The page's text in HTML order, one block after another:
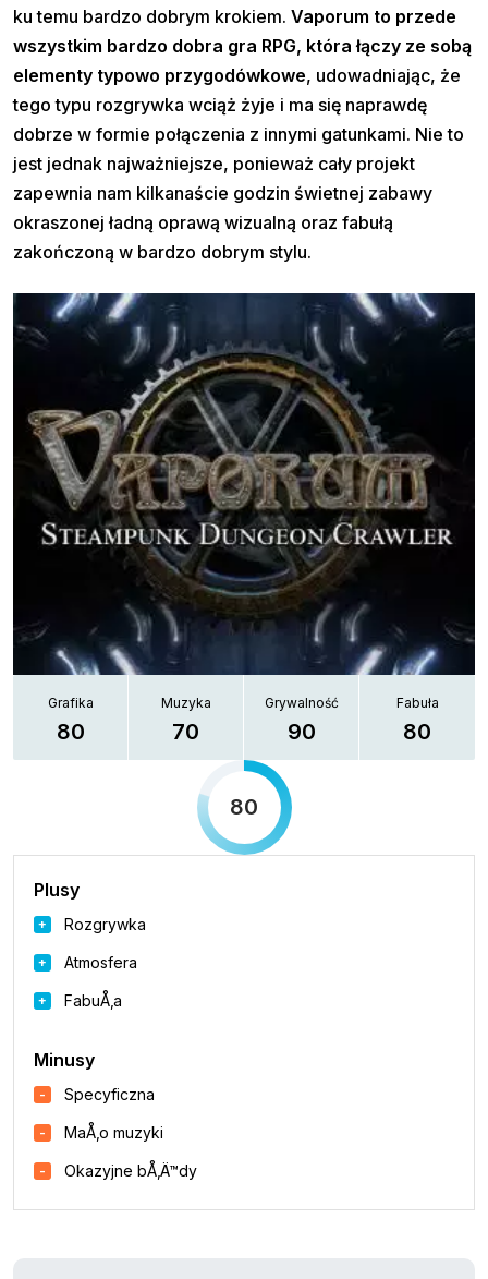
ku temu bardzo dobrym krokiem. Vaporum to przede
wszystkim bardzo dobra gra RPG, która łączy ze sobą
elementy typowo przygodówkowe, udowadniając, że
tego typu rozgrywka wciąż żyje i ma się naprawdę
dobrze w formie połączenia z innymi gatunkami. Nie to
jest jednak najważniejsze, ponieważ cały projekt
zapewnia nam kilkanaście godzin świetnej zabawy
okraszonej ładną oprawą wizualną oraz fabułą
zakończoną w bardzo dobrym stylu.
Grafika
80
Muzyka
70
Grywalność
90
Fabuła
80
80
Plusy
Rozgrywka
Atmosfera
FabuÅ‚a
Minusy
Specyficzna
MaÅ‚o muzyki
Okazyjne bÅ‚Ä™dy